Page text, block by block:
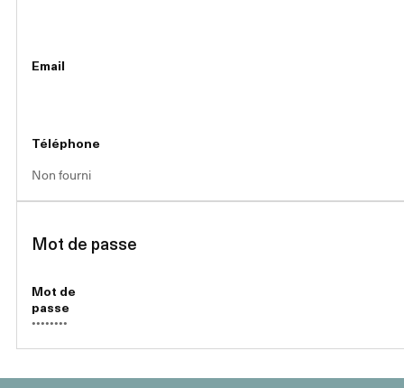
Email
Téléphone
Non fourni
Mot de passe
Mot de
passe
••••••••